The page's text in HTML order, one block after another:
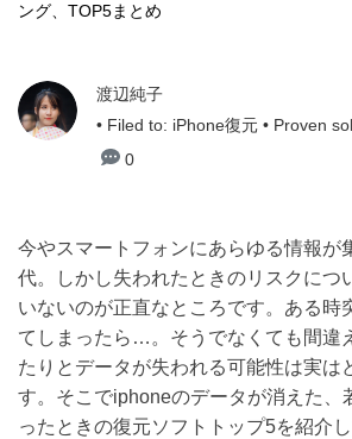
ング、TOP5まとめ
渡辺純子
• Filed to: iPhone復元 • Proven
0
今やスマートフォンにあらゆる情報が
代。しかし失われたときのリスクにつ
いないのが正直なところです。ある時
てしまったら…。そうでなくても間違
たりとデータが失われる可能性は実は
す。そこでiphoneのデータが消えた、
ったときの復元ソフトトップ5を紹介し